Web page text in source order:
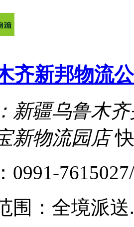
齐新邦物流
新疆乌鲁木
新物流园店
0991-
围：全境派送